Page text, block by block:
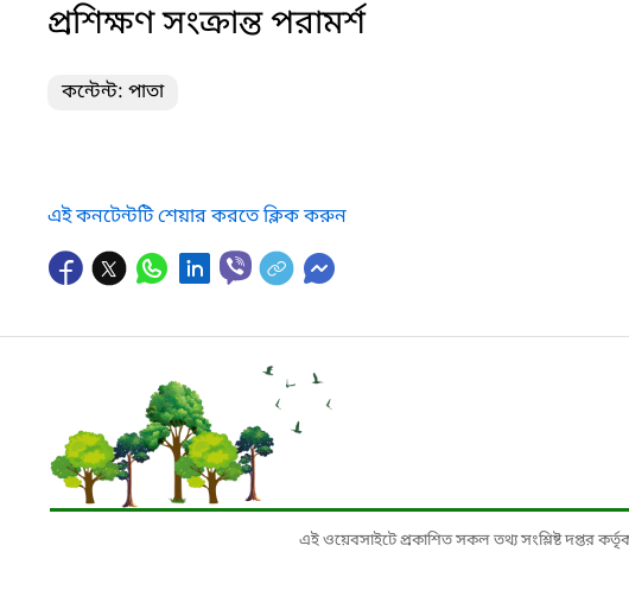
প্রশিক্ষণ সংক্রান্ত পরামর্শ
কন্টেন্ট: পাতা
এই কনটেন্টটি শেয়ার করতে ক্লিক করুন
এই ওয়েবসাইটে প্রকাশিত সকল তথ্য সংশ্লিষ্ট দপ্তর কর্তৃক